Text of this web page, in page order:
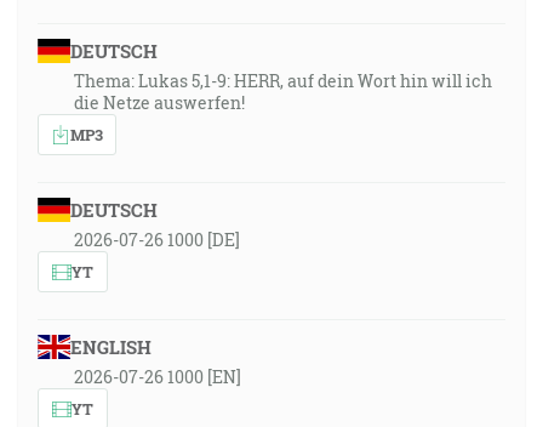
DEUTSCH
Thema: Lukas 5,1-9: HERR, auf dein Wort hin will ich
die Netze auswerfen!
MP3
DEUTSCH
2026-07-26 1000 [DE]
YT
ENGLISH
2026-07-26 1000 [EN]
YT